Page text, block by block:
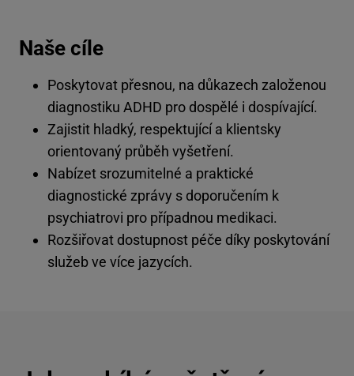
Naše cíle
Poskytovat přesnou, na důkazech založenou
diagnostiku ADHD pro dospělé i dospívající.
Zajistit hladký, respektující a klientsky
orientovaný průběh vyšetření.
Nabízet srozumitelné a praktické
diagnostické zprávy s doporučením k
psychiatrovi pro případnou medikaci.
Rozšiřovat dostupnost péče díky poskytování
služeb ve více jazycích.